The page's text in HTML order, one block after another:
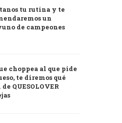
tu rutina y te
un
de campeones
choppea al que pide
te diremos qué
QUESOLOVER